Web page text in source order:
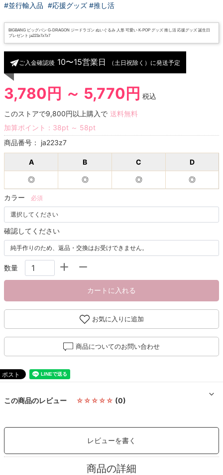
#並行輸入品 #応援グッズ #推し活
BIGBANG ビッグバン G-DRAGON ジードラゴン ぬいぐるみ 人形 可愛い K-POP グッズ 推し活 応援グッズ 誕生日
プレゼント ja223z7z7z7
ご入金確認後 10〜15営業日 （土日祝除く）に発送予定
3,780円 ～ 5,770円 税込
このストアで9,800円以上購入で 送料無料
加算ポイント： 38pt ～ 58pt
商品番号： ja223z7
A B C D
◎ ◎ ◎ ◎
カラー 必須
確認してください
数量
カートに入れる
お気に入りに追加
商品についてのお問い合わせ
この商品のレビュー ☆☆☆☆☆ (0)
レビューを書く
商品の詳細